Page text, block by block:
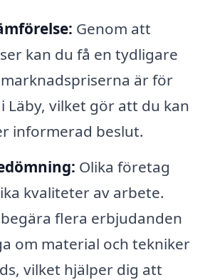
Genom att
kan du få en tydligare
är för
Läby, vilket gör att du kan
informerad beslut.
Olika företag
kvaliteter av arbete.
flera erbjudanden
om material och tekniker
vilket hjälper dig att